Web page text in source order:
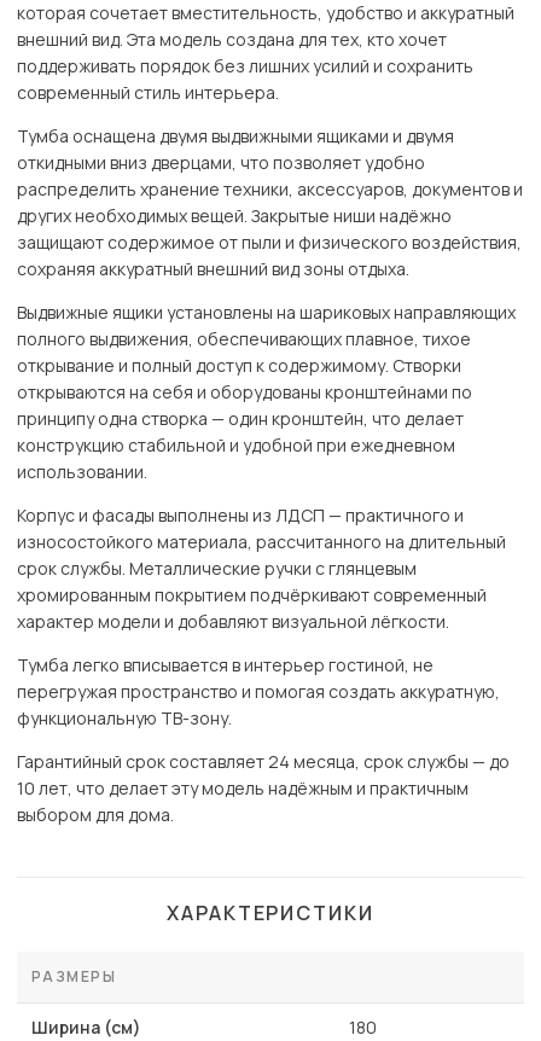
которая сочетает вместительность, удобство и аккуратный
внешний вид. Эта модель создана для тех, кто хочет
поддерживать порядок без лишних усилий и сохранить
современный стиль интерьера.
Тумба оснащена двумя выдвижными ящиками и двумя
откидными вниз дверцами, что позволяет удобно
распределить хранение техники, аксессуаров, документов и
других необходимых вещей. Закрытые ниши надёжно
защищают содержимое от пыли и физического воздействия,
сохраняя аккуратный внешний вид зоны отдыха.
Выдвижные ящики установлены на шариковых направляющих
полного выдвижения, обеспечивающих плавное, тихое
открывание и полный доступ к содержимому. Створки
открываются на себя и оборудованы кронштейнами по
принципу одна створка — один кронштейн, что делает
конструкцию стабильной и удобной при ежедневном
использовании.
Корпус и фасады выполнены из ЛДСП — практичного и
износостойкого материала, рассчитанного на длительный
срок службы. Металлические ручки с глянцевым
хромированным покрытием подчёркивают современный
характер модели и добавляют визуальной лёгкости.
Тумба легко вписывается в интерьер гостиной, не
перегружая пространство и помогая создать аккуратную,
функциональную ТВ-зону.
Гарантийный срок составляет 24 месяца, срок службы — до
10 лет, что делает эту модель надёжным и практичным
выбором для дома.
ХАРАКТЕРИСТИКИ
РАЗМЕРЫ
Ширина (см) 180